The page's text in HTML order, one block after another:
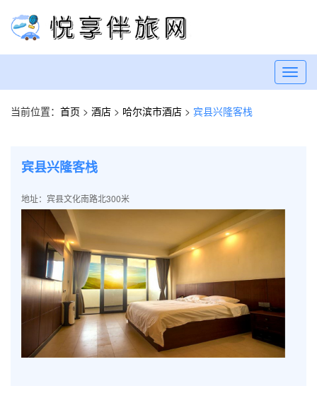
当前位置： 首页 > 酒店 > 哈尔滨市酒店 > 宾县兴隆客栈
宾县兴隆客栈
地址：宾县文化南路北300米